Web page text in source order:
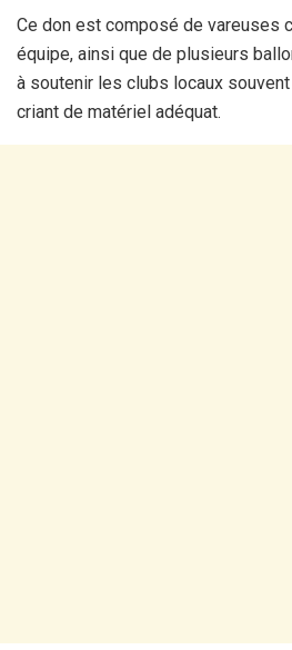
Ce don est composé de vareuses
équipe, ainsi que de plusieurs
à soutenir les clubs locaux
criant de matériel adéquat.